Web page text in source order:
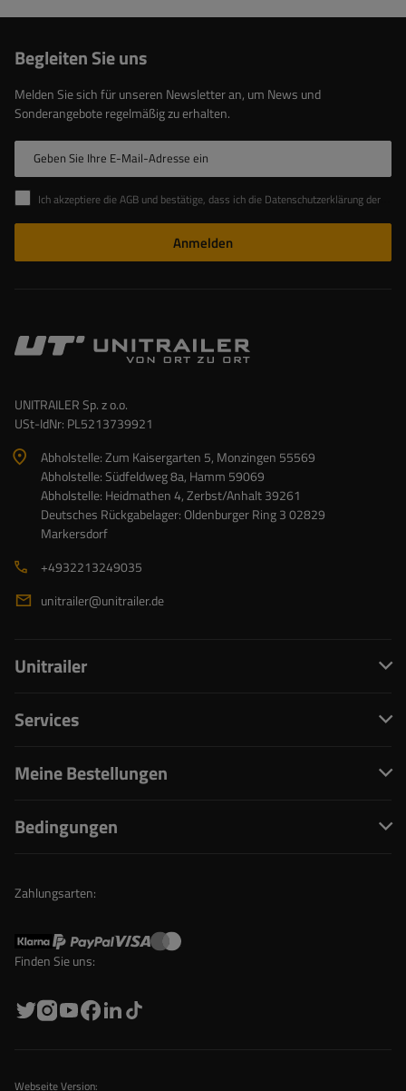
Begleiten Sie uns
Melden Sie sich für unseren Newsletter an, um News und
Sonderangebote regelmäßig zu erhalten.
Geben Sie Ihre E-Mail-Adresse ein
Ich akzeptiere die AGB und bestätige, dass ich die Datenschutzerklärung der Website zur Kenntnis genommen habe
Anmelden
UNITRAILER Sp. z o.o.
USt-IdNr: PL5213739921
Abholstelle: Zum Kaisergarten 5, Monzingen 55569
Abholstelle: Südfeldweg 8a, Hamm 59069
Abholstelle: Heidmathen 4, Zerbst/Anhalt 39261
Deutsches Rückgabelager: Oldenburger Ring 3 02829
Markersdorf
+4932213249035
unitrailer@unitrailer.de
Unitrailer
Services
Meine Bestellungen
Bedingungen
Zahlungsarten:
Finden Sie uns:
Webseite Version: